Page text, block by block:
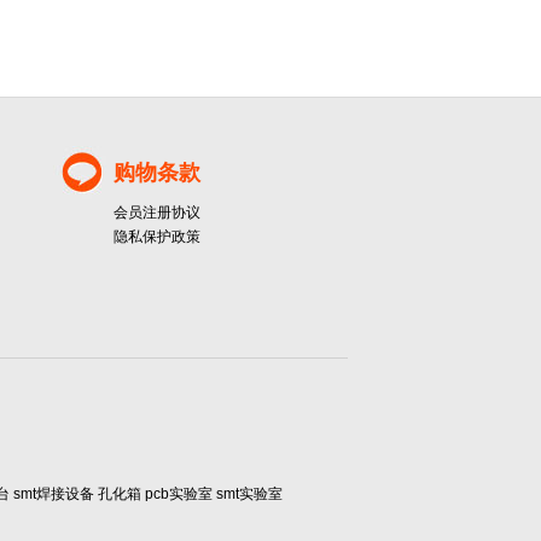
购物条款
会员注册协议
隐私保护政策
smt焊接设备 孔化箱 pcb实验室 smt实验室